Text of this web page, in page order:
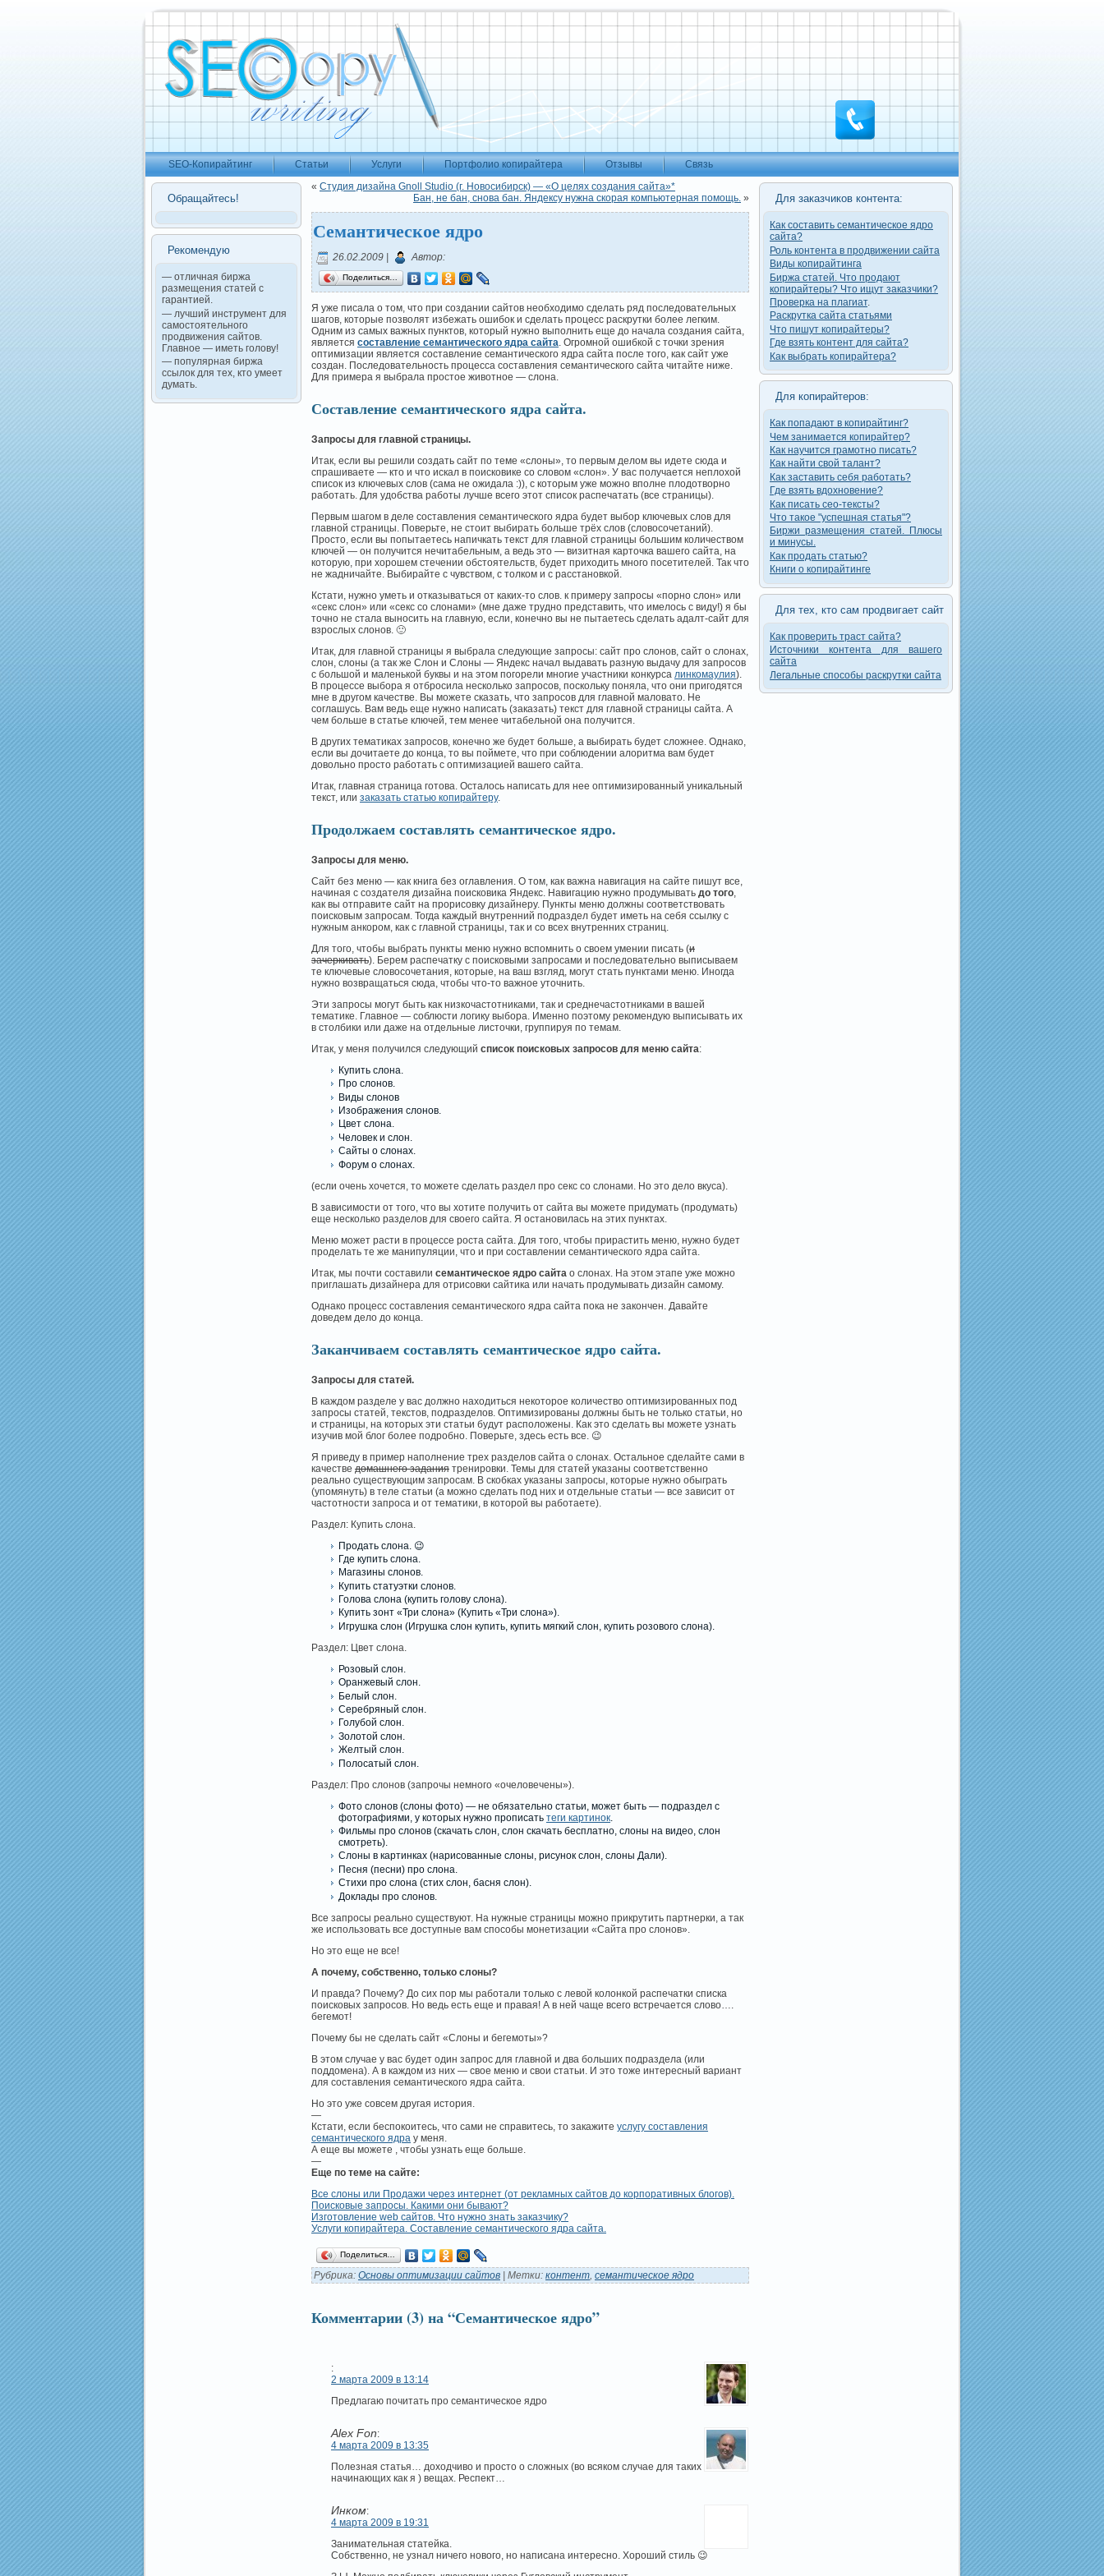
SEO-Копирайтинг Статьи Услуги Портфолио копирайтера Отзывы Связь
Обращайтесь!
Рекомендую
— отличная биржа
размещения статей с
гарантией.
— лучший инструмент для
самостоятельного
продвижения сайтов.
Главное — иметь голову!
— популярная биржа
ссылок для тех, кто умеет
думать.
« Студия дизайна Gnoll Studio (г. Новосибирск) — «О целях создания сайта»*
Бан, не бан, снова бан. Яндексу нужна скорая компьютерная помощь. »
Семантическое ядро
26.02.2009 | Автор:
Поделиться…
Я уже писала о том, что при создании сайтов необходимо сделать ряд последовательных
шагов, которые позволят избежать ошибок и сделать процесс раскрутки более легким.
Одним из самых важных пунктов, который нужно выполнить еще до начала создания сайта,
является составление семантического ядра сайта . Огромной ошибкой с точки зрения
оптимизации является составление семантического ядра сайта после того, как сайт уже
создан. Последовательность процесса составления семантического сайта читайте ниже.
Для примера я выбрала простое животное — слона.
Составление семантического ядра сайта.
Запросы для главной страницы.
Итак, если вы решили создать сайт по теме «слоны», то первым делом вы идете сюда и
спрашиваете — кто и что искал в поисковике со словом «слон». У вас получается неплохой
список из ключевых слов (сама не ожидала :)), с которым уже можно вполне плодотворно
работать. Для удобства работы лучше всего этот список распечатать (все страницы).
Первым шагом в деле составления семантического ядра будет выбор ключевых слов для
главной страницы. Поверьте, не стоит выбирать больше трёх слов (словосочетаний).
Просто, если вы попытаетесь напичкать текст для главной страницы большим количеством
ключей — он получится нечитабельным, а ведь это — визитная карточка вашего сайта, на
которую, при хорошем стечении обстоятельств, будет приходить много посетителей. Так что
не жадничайте. Выбирайте с чувством, с толком и с расстановкой.
Кстати, нужно уметь и отказываться от каких-то слов. к примеру запросы «порно слон» или
«секс слон» или «секс со слонами» (мне даже трудно представить, что имелось с виду!) я бы
точно не стала выносить на главную, если, конечно вы не пытаетесь сделать адалт-сайт для
взрослых слонов. 🙂
Итак, для главной страницы я выбрала следующие запросы: сайт про слонов, сайт о слонах,
слон, слоны (а так же Слон и Слоны — Яндекс начал выдавать разную выдачу для запросов
с большой и маленькой буквы и на этом погорели многие участники конкурса линкомаулия).
В процессе выбора я отбросила несколько запросов, поскольку поняла, что они пригодятся
мне в другом качестве. Вы можете сказать, что запросов для главной маловато. Не
соглашусь. Вам ведь еще нужно написать (заказать) текст для главной страницы сайта. А
чем больше в статье ключей, тем менее читабельной она получится.
В других тематиках запросов, конечно же будет больше, а выбирать будет сложнее. Однако,
если вы дочитаете до конца, то вы поймете, что при соблюдении алоритма вам будет
довольно просто работать с оптимизацией вашего сайта.
Итак, главная страница готова. Осталось написать для нее оптимизированный уникальный
текст, или заказать статью копирайтеру.
Продолжаем составлять семантическое ядро.
Запросы для меню.
Сайт без меню — как книга без оглавления. О том, как важна навигация на сайте пишут все,
начиная с создателя дизайна поисковика Яндекс. Навигацию нужно продумывать до того
как вы отправите сайт на прорисовку дизайнеру. Пункты меню должны соответствовать
поисковым запросам. Тогда каждый внутренний подраздел будет иметь на себя ссылку с
нужным анкором, как с главной страницы, так и со всех внутренних страниц.
Для того, чтобы выбрать пункты меню нужно вспомнить о своем умении писать (и
зачеркивать). Берем распечатку с поисковыми запросами и последовательно выписываем
те ключевые словосочетания, которые, на ваш взгляд, могут стать пунктами меню. Иногда
нужно возвращаться сюда, чтобы что-то важное уточнить.
Эти запросы могут быть как низкочастотниками, так и среднечастотниками в вашей
тематике. Главное — соблюсти логику выбора. Именно поэтому рекомендую выписывать их
в столбики или даже на отдельные листочки, группируя по темам.
Итак, у меня получился следующий список поисковых запросов для меню сайта:
Купить слона.
Про слонов.
Виды слонов
Изображения слонов.
Цвет слона.
Человек и слон.
Сайты о слонах.
Форум о слонах.
(если очень хочется, то можете сделать раздел про секс со слонами. Но это дело вкуса).
В зависимости от того, что вы хотите получить от сайта вы можете придумать (продумать)
еще несколько разделов для своего сайта. Я остановилась на этих пунктах.
Меню может расти в процессе роста сайта. Для того, чтобы прирастить меню, нужно будет
проделать те же манипуляции, что и при составлении семантического ядра сайта.
Итак, мы почти составили семантическое ядро сайта о слонах. На этом этапе уже можно
приглашать дизайнера для отрисовки сайтика или начать продумывать дизайн самому.
Однако процесс составления семантического ядра сайта пока не закончен. Давайте
доведем дело до конца.
Заканчиваем составлять семантическое ядро сайта.
Запросы для статей.
В каждом разделе у вас должно находиться некоторое количество оптимизированных под
запросы статей, текстов, подразделов. Оптимизированы должны быть не только статьи, но
и страницы, на которых эти статьи будут расположены. Как это сделать вы можете узнать
изучив мой блог более подробно. Поверьте, здесь есть все. 😉
Я приведу в пример наполнение трех разделов сайта о слонах. Остальное сделайте сами в
качестве домашнего задания тренировки. Темы для статей указаны соответственно
реально существующим запросам. В скобках указаны запросы, которые нужно обыграть
(упомянуть) в теле статьи (а можно сделать под них и отдельные статьи — все зависит от
частотности запроса и от тематики, в которой вы работаете).
Раздел: Купить слона.
Продать слона. 😉
Где купить слона.
Магазины слонов.
Купить статуэтки слонов.
Голова слона (купить голову слона).
Купить зонт «Три слона» (Купить «Три слона»).
Игрушка слон (Игрушка слон купить, купить мягкий слон, купить розового слона).
Раздел: Цвет слона.
Розовый слон.
Оранжевый слон.
Белый слон.
Серебряный слон.
Голубой слон.
Золотой слон.
Желтый слон.
Полосатый слон.
Раздел: Про слонов (запрочы немного «очеловечены»).
Фото слонов (слоны фото) — не обязательно статьи, может быть — подраздел с
фотографиями, у которых нужно прописать теги картинок
Фильмы про слонов (скачать слон, слон скачать бесплатно, слоны на видео, слон
смотреть).
Слоны в картинках (нарисованные слоны, рисунок слон, слоны Дали).
Песня (песни) про слона.
Стихи про слона (стих слон, басня слон).
Доклады про слонов.
Все запросы реально существуют. На нужные страницы можно прикрутить партнерки, а так
же использовать все доступные вам способы монетизации «Сайта про слонов».
Но это еще не все!
А почему, собственно, только слоны?
И правда? Почему? До сих пор мы работали только с левой колонкой распечатки списка
поисковых запросов. Но ведь есть еще и правая! А в ней чаще всего встречается слово….
бегемот!
Почему бы не сделать сайт «Слоны и бегемоты»?
В этом случае у вас будет один запрос для главной и два больших подраздела (или
поддомена). А в каждом из них — свое меню и свои статьи. И это тоже интересный вариант
для составления семантического ядра сайта.
Но это уже совсем другая история.
—
Кстати, если беспокоитесь, что сами не справитесь, то закажите услугу составления
семантического ядра у меня.
А еще вы можете , чтобы узнать еще больше.
—
Еще по теме на сайте:
Все слоны или Продажи через интернет (от рекламных сайтов до корпоративных блогов).
Поисковые запросы. Какими они бывают?
Изготовление web сайтов. Что нужно знать заказчику?
Услуги копирайтера. Составление семантического ядра сайта.
Поделиться…
Рубрика: Основы оптимизации сайтов | Метки: контент семантическое ядро
Комментарии (3) на “Семантическое ядро”
:
2 марта 2009 в 13:14
Предлагаю почитать про семантическое ядро
Alex Fon:
4 марта 2009 в 13:35
Полезная статья… доходчиво и просто о сложных (во всяком случае для таких
начинающих как я ) вещах. Респект…
Инком:
4 марта 2009 в 19:31
Занимательная статейка.
Собственно, не узнал ничего нового, но написана интересно. Хороший стиль 😉
Для заказчиков контента:
Как составить семантическое ядро
сайта?
Роль контента в продвижении сайта
Виды копирайтинга
Биржа статей. Что продают
копирайтеры? Что ищут заказчики?
Проверка на плагиат.
Раскрутка сайта статьями
Что пишут копирайтеры?
Где взять контент для сайта?
Как выбрать копирайтера?
Для копирайтеров:
Как попадают в копирайтинг?
Чем занимается копирайтер?
Как научится грамотно писать?
Как найти свой талант?
Как заставить себя работать?
Где взять вдохновение?
Как писать сео-тексты?
Что такое "успешная статья"?
Биржи размещения статей. Плюсы
и минусы.
Как продать статью?
Книги о копирайтинге
Для тех, кто сам продвигает сайт
Как проверить траст сайта?
Источники контента для вашего
сайта
Легальные способы раскрутки сайта